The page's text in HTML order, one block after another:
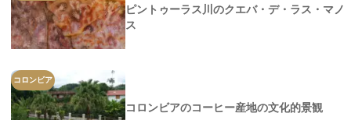
ピントゥーラス川のクエバ・デ・ラス・マノ
ス
コロンビア
コロンビアのコーヒー産地の文化的景観